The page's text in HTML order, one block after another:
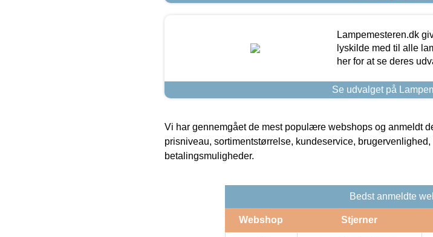
Lampemesteren.dk
lyskilde med til alle
her for at se deres
Se udvalget på
Vi har gennemgået de mest populære webshops og anmeldt
prisniveau, sortimentstørrelse, kundeservice,
betalingsmuligheder.
Bedst anmeldte
Webshop Stjerner